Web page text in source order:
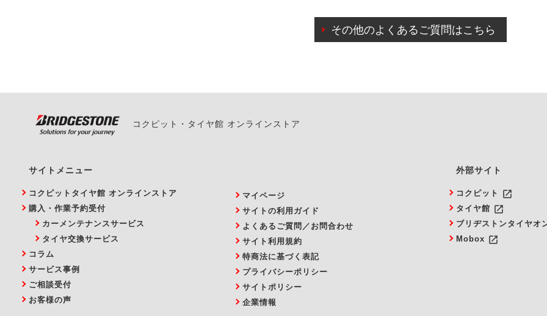
また、やむを得ない事由によりご予約のキャンセルをご希望の際は、直接ご予約いた
その他のよくあるご質問はこちら
コクピット・タイヤ館 オンラインストア
サイトメニュー
コクピットタイヤ館 オンラインストア
購入・作業予約受付
カーメンテナンスサービス
タイヤ交換サービス
コラム
サービス事例
ご相談受付
お客様の声
マイページ
サイトの利用ガイド
よくあるご質問／お問合わせ
サイト利用規約
特商法に基づく表記
プライバシーポリシー
サイトポリシー
企業情報
外部サイト
コクピット launch
タイヤ館 launch
ブリヂストンタイヤオ
Mobox launch